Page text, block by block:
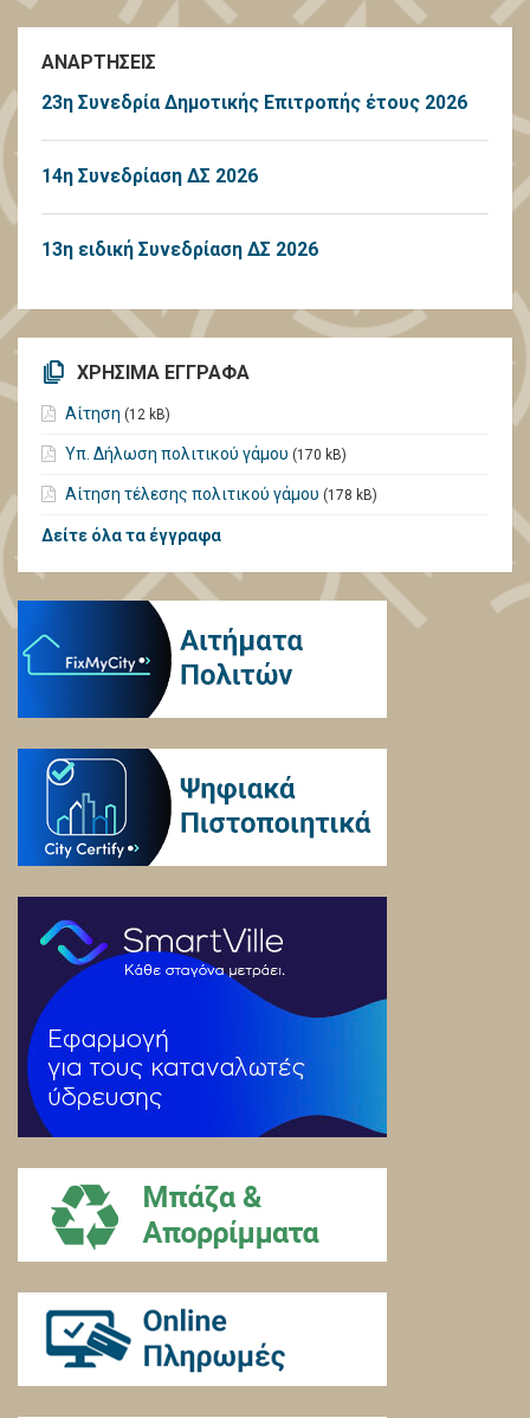
ΑΝΑΡΤΗΣΕΙΣ
23η Συνεδρία Δημοτικής Επιτροπής έτους 2026
14η Συνεδρίαση ΔΣ 2026
13η ειδική Συνεδρίαση ΔΣ 2026
ΧΡΗΣΙΜΑ ΕΓΓΡΑΦΑ
Αίτηση (12 kB)
Υπ. Δήλωση πολιτικού γάμου (170 kB)
Αίτηση τέλεσης πολιτικού γάμου (178 kB)
Δείτε όλα τα έγγραφα